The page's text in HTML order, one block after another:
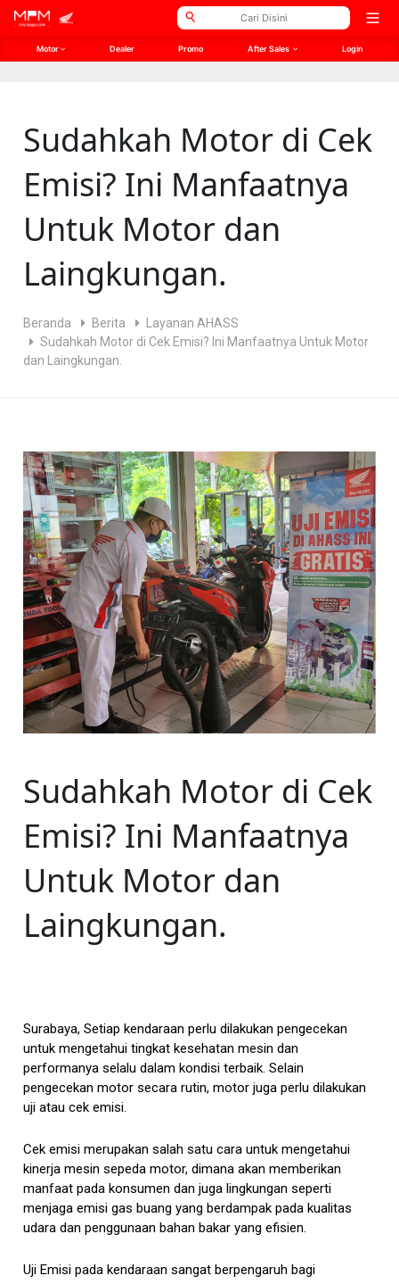
// Open Graph Meta // Twitter Meta
Open
Motor Dealer Promo After Sales Login
Sudahkah Motor di Cek
Emisi? Ini Manfaatnya
Untuk Motor dan
Laingkungan.
Beranda Berita
Layanan AHASS
Sudahkah Motor di Cek Emisi? Ini Manfaatnya Untuk Motor
dan Laingkungan.
Sudahkah Motor di Cek
Emisi? Ini Manfaatnya
Untuk Motor dan
Laingkungan.
Surabaya, Setiap kendaraan perlu dilakukan pengecekan
untuk mengetahui tingkat kesehatan mesin dan
performanya selalu dalam kondisi terbaik. Selain
pengecekan motor secara rutin, motor juga perlu dilakukan
uji atau cek emisi.
Cek emisi merupakan salah satu cara untuk mengetahui
kinerja mesin sepeda motor, dimana akan memberikan
manfaat pada konsumen dan juga lingkungan seperti
menjaga emisi gas buang yang berdampak pada kualitas
udara dan penggunaan bahan bakar yang efisien.
Uji Emisi pada kendaraan sangat berpengaruh bagi